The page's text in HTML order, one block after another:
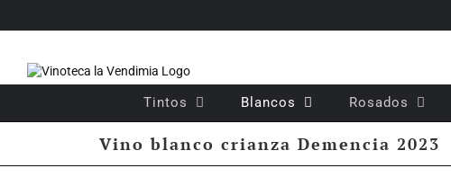
Tintos Blancos Rosados
Vino blanco crianza Demencia 2023